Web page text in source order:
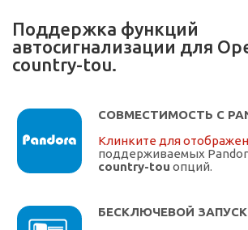
Поддержка функций
автосигнализации для
country-tou.
СОВМЕСТИМОСТЬ С
Клинките для
поддерживаемых
country-tou опций.
БЕСКЛЮЧЕВОЙ ЗАПУСК